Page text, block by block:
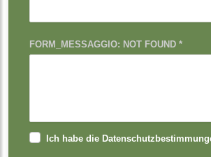
FORM_MESSAGGIO: NOT FOUND *
Ich habe die